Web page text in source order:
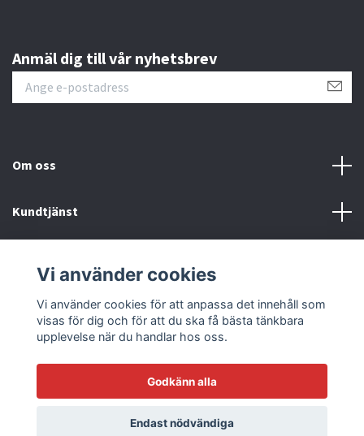
Anmäl dig till vår nyhetsbrev
Om oss
Kundtjänst
Sociala medier
© 2026 Racetrack by Bilmodecenter - EST 1979
Vi använder cookies
Vi använder cookies för att anpassa det innehåll som
visas för dig och för att du ska få bästa tänkbara
upplevelse när du handlar hos oss.
Godkänn alla
Endast nödvändiga